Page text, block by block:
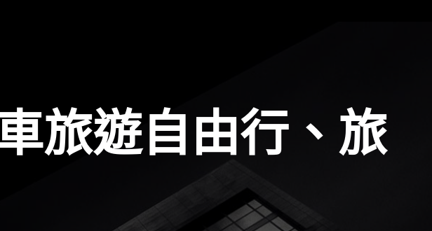
旅遊自由行、旅